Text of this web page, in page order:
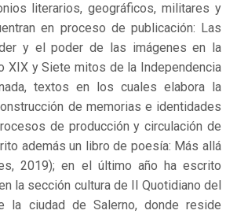
literarios, geográficos, militares y
en proceso de publicación: Las
y el poder de las imágenes en la
XIX y Siete mitos de la Independencia
textos en los cuales elabora la
de memorias e identidades
de producción y circulación de
además un libro de poesía: Más allá
2019); en el último año ha escrito
la sección cultura de Il Quotidiano del
la ciudad de Salerno, donde reside